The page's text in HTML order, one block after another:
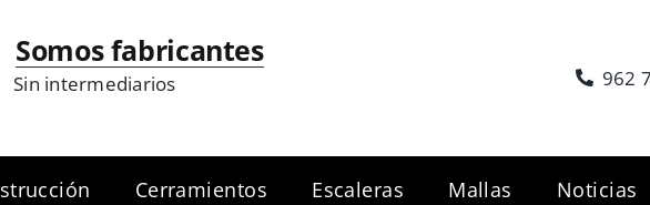
Somos fabricantes
Sin intermediarios 962
Cerramientos Escaleras Mallas Noticias